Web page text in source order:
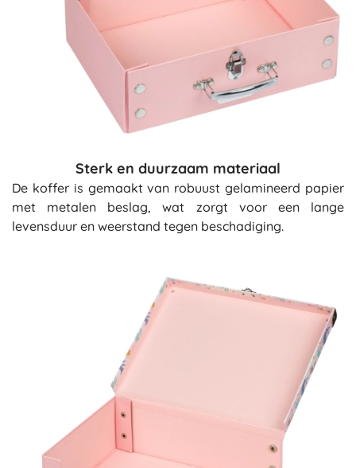
Sterk en duurzaam materiaal
De koffer is gemaakt van robuust gelamineerd papier
met metalen beslag, wat zorgt voor een lange
levensduur en weerstand tegen beschadiging.